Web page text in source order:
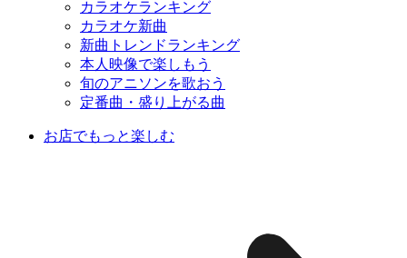
カラオケランキング
カラオケ新曲
新曲トレンドランキング
本人映像で楽しもう
旬のアニソンを歌おう
定番曲・盛り上がる曲
お店でもっと楽しむ